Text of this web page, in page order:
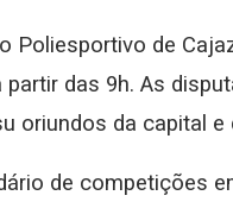
Poliesportivo de
partir das 9h. As
oriundos da capital e
de competições